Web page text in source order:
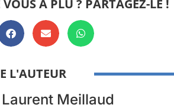
VOUS A PLU ? PARTAGEZ-LE !
L'AUTEUR
Laurent Meillaud